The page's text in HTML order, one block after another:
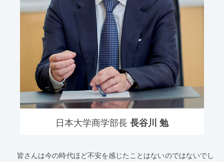
日本大学商学部長 長谷川 勉
皆さんは今の時代ほど不安を感じたことはないのではないでし